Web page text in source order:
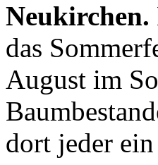
Neukirchen.
das
August im
dort jeder